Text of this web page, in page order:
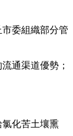
委組織部分管
通渠道優勢；
化苦土壤熏